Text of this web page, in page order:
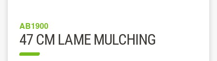
AB1900
47 CM LAME MULCHING